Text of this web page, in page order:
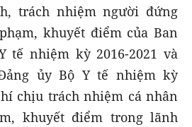
trách nhiệm người đứng
khuyết điểm của Ban
tế nhiệm kỳ 2016-2021 và
ủy Bộ Y tế nhiệm kỳ
chịu trách nhiệm cá nhân
khuyết điểm trong lãnh